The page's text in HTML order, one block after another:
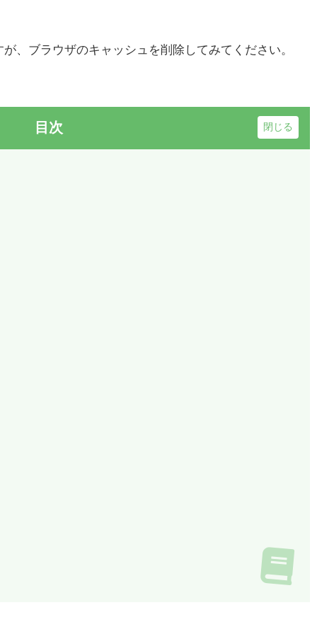
、ブラウザのキャッシュを削除してみてください。
目次